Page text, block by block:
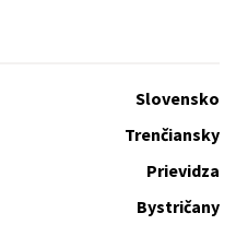
Slovensko
Trenčiansky
Prievidza
Bystričany